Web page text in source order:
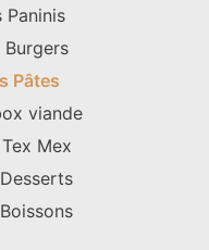
Paninis
Burgers
Pâtes
viande
Mex